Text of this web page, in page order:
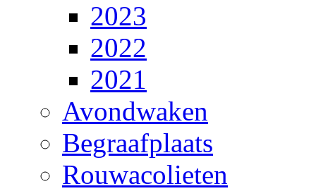
2023
2022
2021
Avondwaken
Begraafplaats
Rouwacolieten